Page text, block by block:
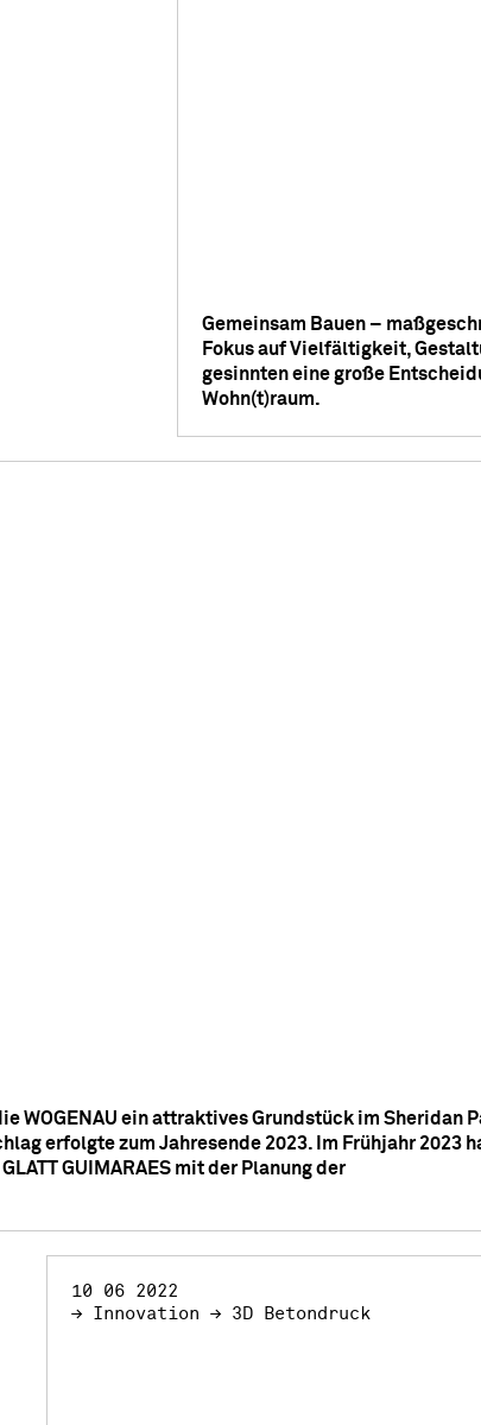
Gemeinsam Bauen –
Fokus auf Vielfältigkeit,
gesinnten eine große
Wohn(t)raum.
WOGENAU ein attraktives Grundstück im Sheridan
erfolgte zum Jahresende 2023. Im Frühjahr 2023
GUIMARAES mit der Planung der
10 06 2022
≥ Innovation ≥ 3D Betondruck